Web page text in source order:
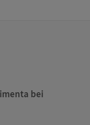
bei